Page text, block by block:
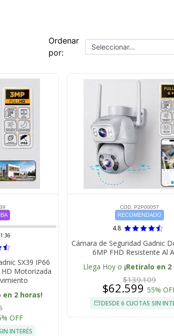
Ordenar
por:
SX39 IP66
Motorizada
en 2 horas!
OFF
INTERÉS
COD. P2P00057
RECOMENDADO
4.8
Cámara de Seguridad Gadnic
6MP FHD Resistente Al
Llega Hoy o ¡Retiralo en
$139.109
$62.599 55%
DESDE 6 CUOTAS SIN